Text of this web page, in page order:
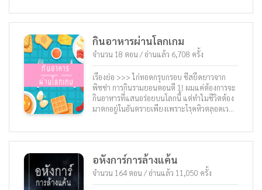
พร้อมกับพูดว่า “มานี่เถอะ หยุดร้องไห้เสีย ไปอาบ
น้ำแล้วเข้านอน…”
หนึ่งร้านกาแฟแสนสงบของเธอได้ไปสะดุดตาขอ
งกลุ่มทหารชื่อดังกลุ่มหนึ่ง ชีวิตอันแสนเรียบง่าย
กินอาหารผ่านโลกเกม
จำนวน 18 ตอน / อ่านแล้ว 6,708 ครั้ง
เรื่องย่อ >>> ไก่ทอดกรุบกรอบ ชีสยืดยาวจาก
พิซซ่า การกินรามยอนตอนตี 1! ผมแค่ต้องการจะ
กินอาหารที่แสนอร่อยบนโลกนี้ แต่ทำไมชีวิตต้อง
มาตกอยู่ในอันตรายเพียงเพราะโรคหิวตลอดเวลา
เติมเต็มความฝันนั้นได้ “เกมเสมือนจริง เอเธนส์!”
ผมแค่ต้องการจะกินเหมือนคนปกติเท่านั้นแต่…
อหังการ์การล้างแค้น
จำนวน 164 ตอน / อ่านแล้ว 11,050 ครั้ง